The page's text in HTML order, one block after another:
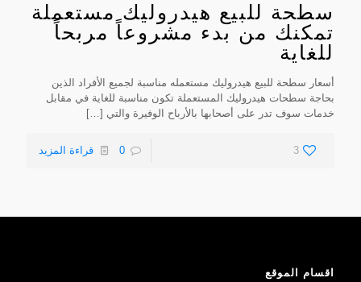
سطحة للبيع هيدروليك مستعملة
تمكنك من بدء مشروعاً مربحاً
للغاية
أسعار سطحة للبيع هيدروليك مستعمله مناسبة لجميع الأفراد الذين
بحاجة سطحات هيدروليك المستعملة تكون مناسبة للغاية في مقابل
خدمات سوف تدر على أصحابها بالأرباح الوفيرة والتي […]
3
0 قراءة المزيد
اقسام الموقع